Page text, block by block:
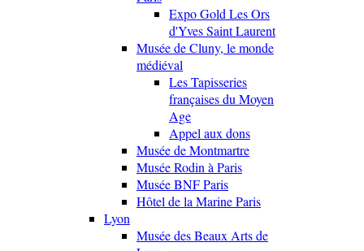
Expo Gold Les Ors
d'Yves Saint Laurent
Musée de Cluny, le monde
médiéval
Les Tapisseries
françaises du Moyen
Age
Appel aux dons
Musée de Montmartre
Musée Rodin à Paris
Musée BNF Paris
Hôtel de la Marine Paris
Lyon
Musée des Beaux Arts de